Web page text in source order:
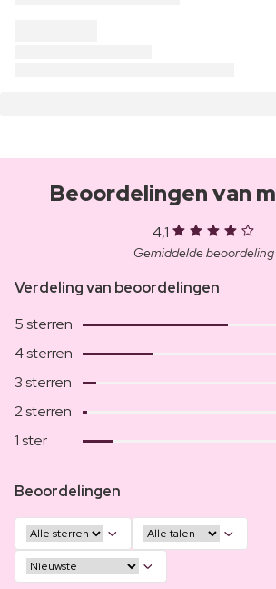
Beoordelingen van
4,1
Gemiddelde beoordeling
Verdeling van beoordelingen
5 sterren
4 sterren
3 sterren
2 sterren
1 ster
Beoordelingen